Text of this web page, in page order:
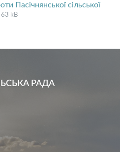
Пасічнянської сільської
File
pdf
File
63 kB
РАДА